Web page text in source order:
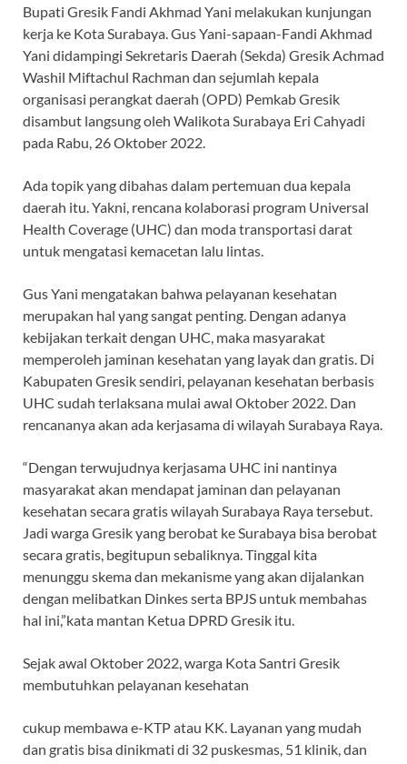
Bupati Gresik Fandi Akhmad Yani melakukan kunjungan
kerja ke Kota Surabaya. Gus Yani-sapaan-Fandi Akhmad
Yani didampingi Sekretaris Daerah (Sekda) Gresik Achmad
Washil Miftachul Rachman dan sejumlah kepala
organisasi perangkat daerah (OPD) Pemkab Gresik
disambut langsung oleh Walikota Surabaya Eri Cahyadi
pada Rabu, 26 Oktober 2022.
Ada topik yang dibahas dalam pertemuan dua kepala
daerah itu. Yakni, rencana kolaborasi program Universal
Health Coverage (UHC) dan moda transportasi darat
untuk mengatasi kemacetan lalu lintas.
Gus Yani mengatakan bahwa pelayanan kesehatan
merupakan hal yang sangat penting. Dengan adanya
kebijakan terkait dengan UHC, maka masyarakat
memperoleh jaminan kesehatan yang layak dan gratis. Di
Kabupaten Gresik sendiri, pelayanan kesehatan berbasis
UHC sudah terlaksana mulai awal Oktober 2022. Dan
rencananya akan ada kerjasama di wilayah Surabaya Raya.
“Dengan terwujudnya kerjasama UHC ini nantinya
masyarakat akan mendapat jaminan dan pelayanan
kesehatan secara gratis wilayah Surabaya Raya tersebut.
Jadi warga Gresik yang berobat ke Surabaya bisa berobat
secara gratis, begitupun sebaliknya. Tinggal kita
menunggu skema dan mekanisme yang akan dijalankan
dengan melibatkan Dinkes serta BPJS untuk membahas
hal ini,”kata mantan Ketua DPRD Gresik itu.
Sejak awal Oktober 2022, warga Kota Santri Gresik
membutuhkan pelayanan kesehatan
cukup membawa e-KTP atau KK. Layanan yang mudah
dan gratis bisa dinikmati di 32 puskesmas, 51 klinik, dan